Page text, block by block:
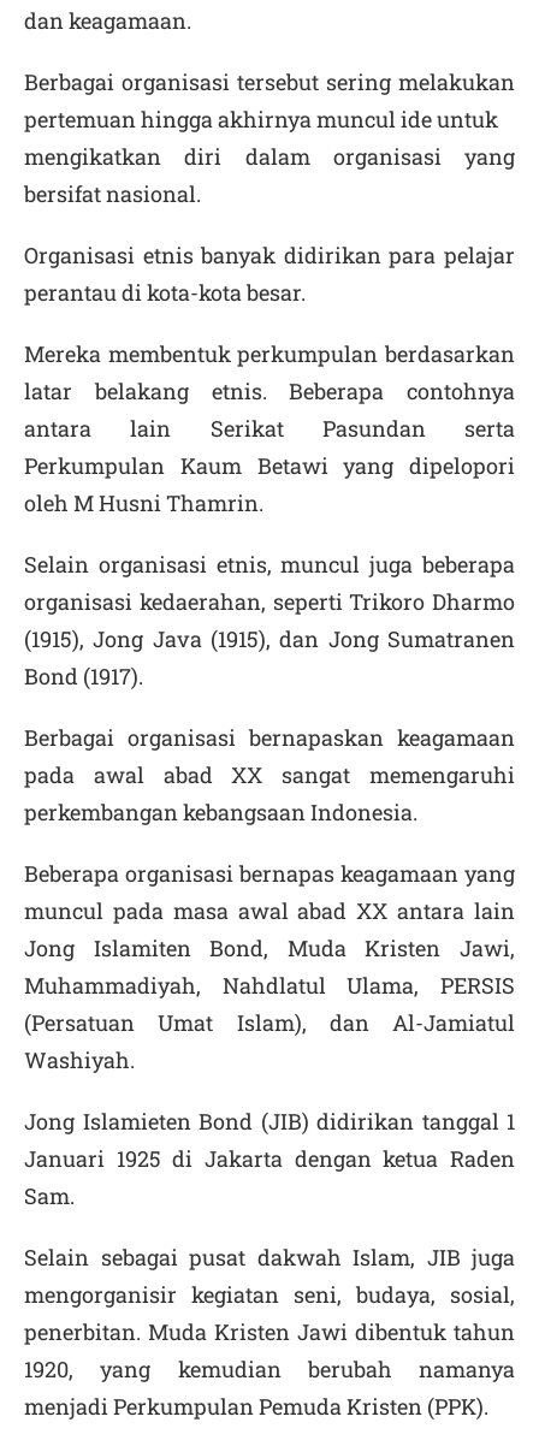
dan keagamaan.
Berbagai organisasi tersebut sering melakukan
pertemuan hingga akhirnya muncul ide untuk
mengikatkan diri dalam organisasi yang
bersifat nasional.
Organisasi etnis banyak didirikan para pelajar
perantau di kota-kota besar.
Mereka membentuk perkumpulan berdasarkan
latar belakang etnis. Beberapa contohnya
antara lain Serikat Pasundan serta
Perkumpulan Kaum Betawi yang dipelopori
oleh M Husni Thamrin.
Selain organisasi etnis, muncul juga beberapa
organisasi kedaerahan, seperti Trikoro Dharmo
(1915), Jong Java (1915), dan Jong Sumatranen
Bond (1917).
Berbagai organisasi bernapaskan keagamaan
pada awal abad XX sangat memengaruhi
perkembangan kebangsaan Indonesia.
Beberapa organisasi bernapas keagamaan yang
muncul pada masa awal abad XX antara lain
Jong Islamiten Bond, Muda Kristen Jawi,
Muhammadiyah, Nahdlatul Ulama, PERSIS
(Persatuan Umat Islam), dan Al-Jamiatul
Washiyah.
Jong Islamieten Bond (JIB) didirikan tanggal 1
Januari 1925 di Jakarta dengan ketua Raden
Sam.
Selain sebagai pusat dakwah Islam, JIB juga
mengorganisir kegiatan seni, budaya, sosial,
penerbitan. Muda Kristen Jawi dibentuk tahun
1920, yang kemudian berubah namanya
menjadi Perkumpulan Pemuda Kristen (PPK).